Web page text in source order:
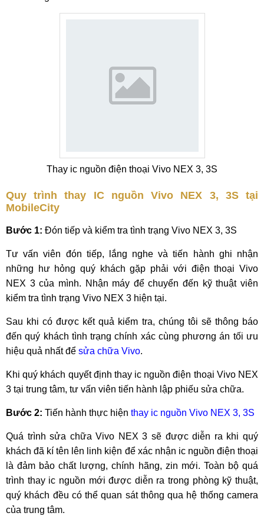
Thay ic nguồn điện thoại Vivo NEX 3, 3S
Quy trình thay IC nguồn Vivo NEX 3, 3S tại
MobileCity
Bước 1: Đón tiếp và kiểm tra tình trạng Vivo NEX 3, 3S
Tư vấn viên đón tiếp, lắng nghe và tiến hành ghi nhận
những hư hỏng quý khách gặp phải với điện thoại Vivo
NEX 3 của mình. Nhận máy để chuyển đến kỹ thuật viên
kiểm tra tình trạng Vivo NEX 3 hiện tại.
Sau khi có được kết quả kiểm tra, chúng tôi sẽ thông báo
đến quý khách tình trạng chính xác cùng phương án tối ưu
hiệu quả nhất để sửa chữa Vivo.
Khi quý khách quyết định thay ic nguồn điện thoại Vivo NEX
3 tại trung tâm, tư vấn viên tiến hành lập phiếu sửa chữa.
Bước 2: Tiến hành thực hiện thay ic nguồn Vivo NEX 3, 3S
Quá trình sửa chữa Vivo NEX 3 sẽ được diễn ra khi quý
khách đã kí tên lên linh kiện để xác nhận ic nguồn điện thoại
là đảm bảo chất lượng, chính hãng, zin mới. Toàn bộ quá
trình thay ic nguồn mới được diễn ra trong phòng kỹ thuật,
quý khách đều có thể quan sát thông qua hệ thống camera
của trung tâm.